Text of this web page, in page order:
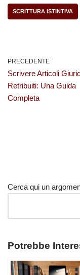
SCRITTURA ISTINTIVA
PRECEDENTE
Scrivere Articoli
Retribuiti: Una Guida
Completa
Cerca qui un
Potrebbe